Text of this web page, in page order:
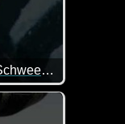
dodokay - Game of Thrones Schweeschippen - schwäbisch
Wenn Mütter ihre